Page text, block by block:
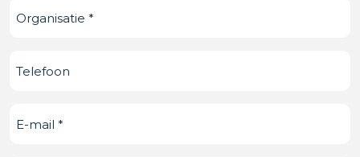
Organisatie(Vereist)
Telefoonnummer
E-